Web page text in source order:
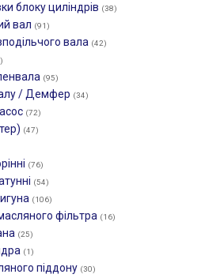
блоку циліндрів (38)
вал (91)
вала (42)
(95)
/ Демфер (34)
(72)
(47)
(76)
(54)
(106)
фільтра (16)
(25)
(1)
піддону (30)